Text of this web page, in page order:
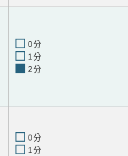
0分
1分
2分
0分
1分